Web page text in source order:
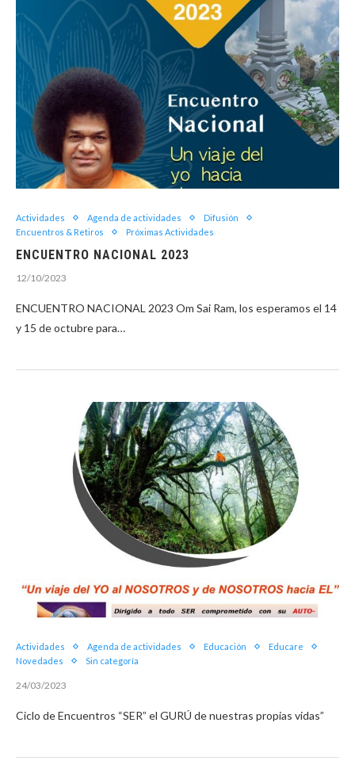
Actividades Agenda de actividades
Difusión
Encuentros & Retiros
Próximas Actividades
ENCUENTRO NACIONAL 2023
12/10/2023
ENCUENTRO NACIONAL 2023 Om Sai Ram, los esperamos el 14
y 15 de octubre para…
Actividades Agenda de actividades Educación
Educare
Novedades
Sin categoría
24/03/2023
Ciclo de Encuentros “SER” el GURÚ de nuestras propias vidas”